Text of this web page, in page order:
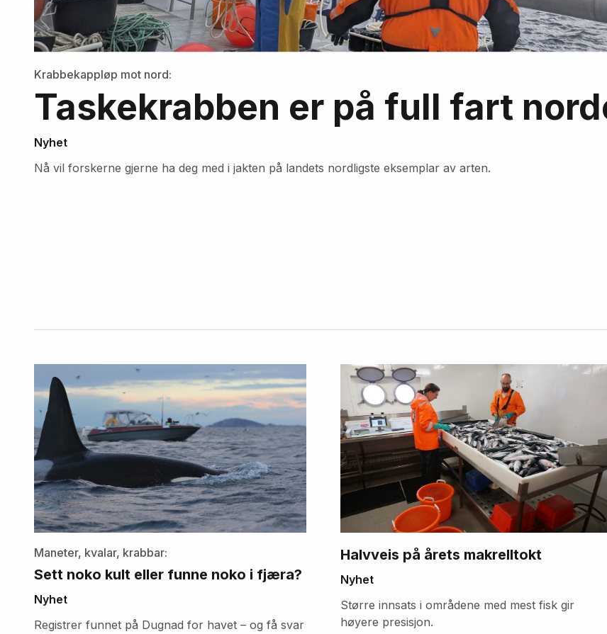
Krabbekappløp mot nord:
Taskekrabben er på full fart
Nyhet
Nå vil forskerne gjerne ha deg med i jakten på landets nordligste eksemplar av arten.
Fremhevede
artikler
Maneter, kvalar, krabbar:
Sett noko kult eller funne noko i fjæra?
Nyhet
Registrer funnet på Dugnad for havet – og få svar
Halvveis på årets makrelltokt
Nyhet
Større innsats i områdene med mest fisk gir
høyere presisjon.